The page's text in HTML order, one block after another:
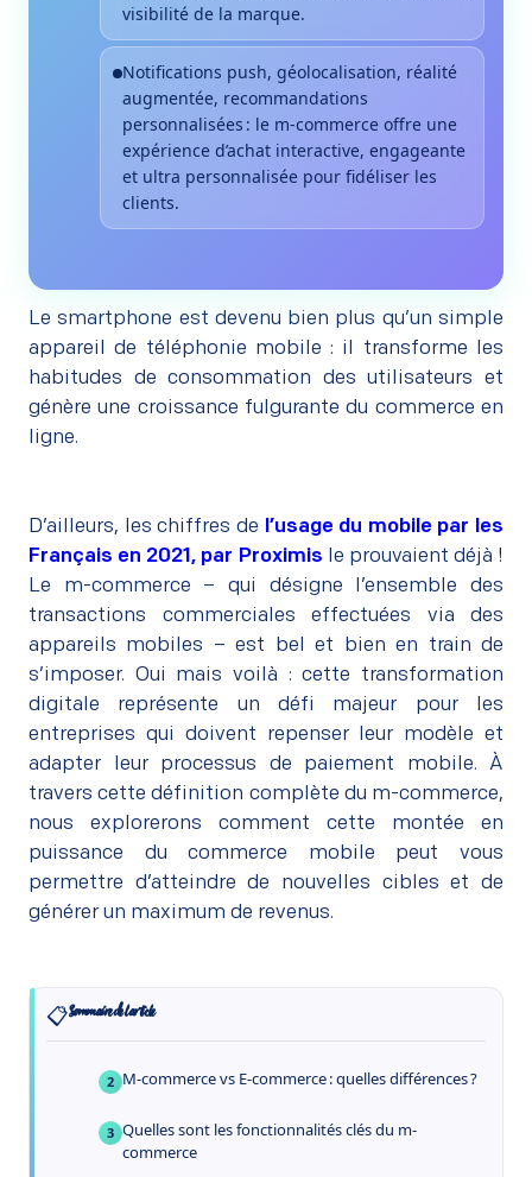
visibilité de la marque.
Notifications push, géolocalisation, réalité
augmentée, recommandations
personnalisées : le m-commerce offre une
expérience d’achat interactive, engageante
et ultra personnalisée pour fidéliser les
clients.
Le smartphone est devenu bien plus qu’un simple
appareil de téléphonie mobile : il transforme les
habitudes de consommation des utilisateurs et
génère une croissance fulgurante du commerce en
ligne.
D’ailleurs, les chiffres de l’usage du mobile par les
Français en 2021, par Proximis le prouvaient déjà !
Le m-commerce – qui désigne l’ensemble des
transactions commerciales effectuées via des
appareils mobiles – est bel et bien en train de
s’imposer. Oui mais voilà : cette transformation
digitale représente un défi majeur pour les
entreprises qui doivent repenser leur modèle et
adapter leur processus de paiement mobile. À
travers cette définition complète du m-commerce,
nous explorerons comment cette montée en
puissance du commerce mobile peut vous
permettre d’atteindre de nouvelles cibles et de
générer un maximum de revenus.
📋Sommaire de l’article
2 M-commerce vs E-commerce : quelles différences ?
3 Quelles sont les fonctionnalités clés du m-
commerce